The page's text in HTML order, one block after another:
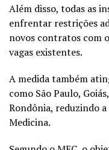
Além disso, todas as
enfrentar restrições
novos contratos com
vagas existentes.
A medida também
como São Paulo,
Rondônia, reduzindo
Medicina.